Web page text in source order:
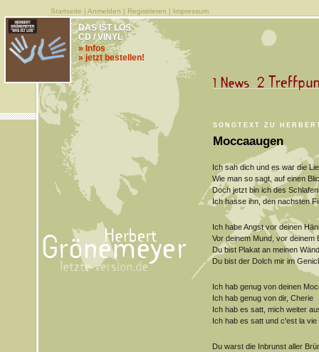
Startseite | Anmelden | Registrieren | Impressum
SONGTEXT ZU
Moccaaugen
DAS IST LOS
CD / VINYL
» Infos
» jetzt bestellen!
Ich sah dich und es war die
Wie man so sagt, auf einen
Doch jetzt bin ich des
Ich hasse ihn, den nachsten
Ich habe Angst vor deinen
Vor deinem Mund, vor deinem
Du bist Plakat an meinen
Du bist der Dolch mir im
Ich hab genug von deinen
Ich hab genug von dir, Cherie
Ich hab es satt, mich weiter
Ich hab es satt und c'est la vie
Du warst die Inbrunst aller